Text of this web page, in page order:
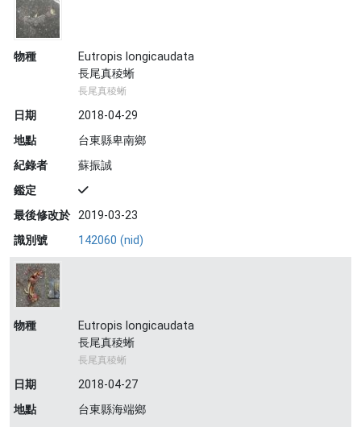
物種
Eutropis longicaudata
長尾真稜蜥
長尾真稜蜥
日期
2018-04-29
地點
台東縣卑南鄉
紀錄者
蘇振誠
鑑定
最後修改於 2019-03-23
識別號
142060 (nid)
物種
Eutropis longicaudata
長尾真稜蜥
長尾真稜蜥
日期
2018-04-27
地點
台東縣海端鄉